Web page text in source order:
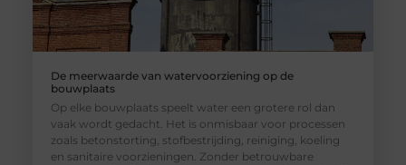
De meerwaarde van watervoorziening op de
bouwplaats
Op elke bouwplaats speelt water een grotere rol dan
vaak wordt gedacht. Het is onmisbaar voor processen
zoals betonstorting, stofbestrijding, reiniging, koeling
en sanitaire voorzieningen. Zonder betrouwbare